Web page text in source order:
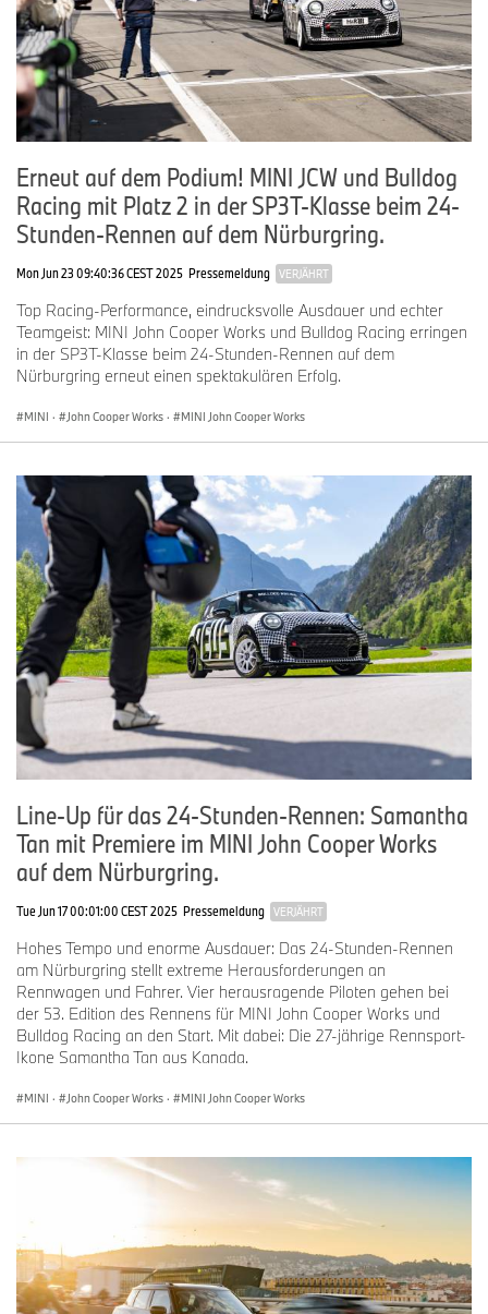
Erneut auf dem Podium! MINI JCW und Bulldog
Racing mit Platz 2 in der SP3T-Klasse beim 24-
Stunden-Rennen auf dem Nürburgring.
Mon Jun 23 09:40:36 CEST 2025 Pressemeldung VERJÄHRT
Top Racing-Performance, eindrucksvolle Ausdauer und echter
Teamgeist: MINI John Cooper Works und Bulldog Racing erringen
in der SP3T-Klasse beim 24-Stunden-Rennen auf dem
Nürburgring erneut einen spektakulären Erfolg.
MINI · John Cooper Works · MINI John Cooper Works
Line-Up für das 24-Stunden-Rennen: Samantha
Tan mit Premiere im MINI John Cooper Works
auf dem Nürburgring.
Tue Jun 17 00:01:00 CEST 2025 Pressemeldung VERJÄHRT
Hohes Tempo und enorme Ausdauer: Das 24-Stunden-Rennen
am Nürburgring stellt extreme Herausforderungen an
Rennwagen und Fahrer. Vier herausragende Piloten gehen bei
der 53. Edition des Rennens für MINI John Cooper Works und
Bulldog Racing an den Start. Mit dabei: Die 27-jährige Rennsport-
Ikone Samantha Tan aus Kanada.
MINI · John Cooper Works · MINI John Cooper Works